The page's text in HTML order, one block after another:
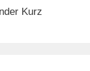
Kurz